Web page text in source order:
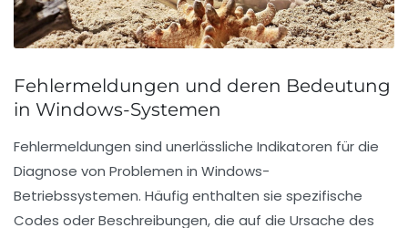
Fehlermeldungen und deren Bedeutung
in Windows-Systemen
Fehlermeldungen sind unerlässliche Indikatoren für die
Diagnose von Problemen in Windows-
Betriebssystemen. Häufig enthalten sie spezifische
Codes oder Beschreibungen, die auf die Ursache des